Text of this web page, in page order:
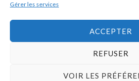
Gérer les services
ACCEPTER
REFUSER
VOIR LES
© 2026Home Fashion News